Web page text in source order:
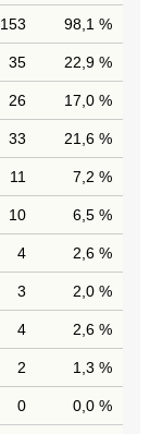
153 98,1 %
35 22,9 %
26 17,0 %
33 21,6 %
11 7,2 %
10 6,5 %
4 2,6 %
3 2,0 %
4 2,6 %
2 1,3 %
0 0,0 %